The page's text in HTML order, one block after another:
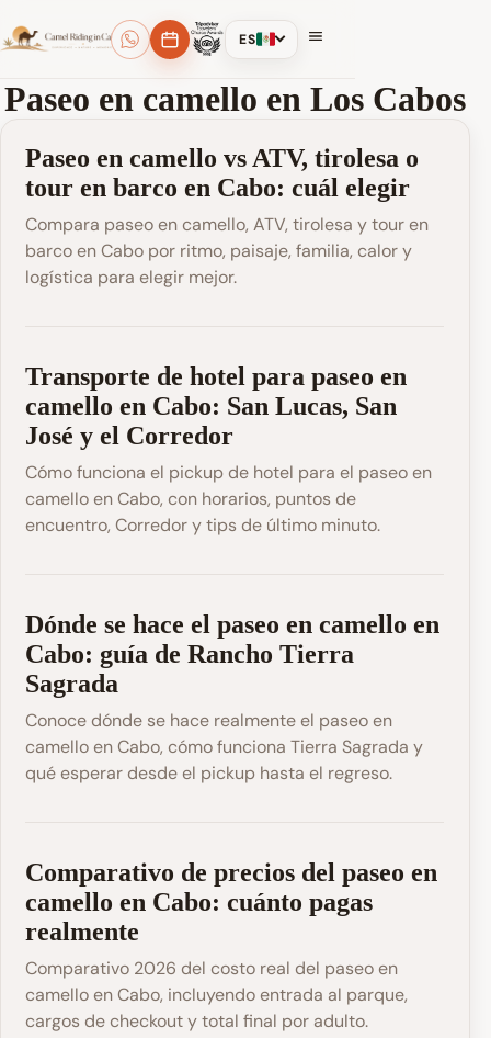
ES
Paseo en camello en Los Cabos
Paseo en camello vs ATV, tirolesa o
tour en barco en Cabo: cuál elegir
Compara paseo en camello, ATV, tirolesa y tour en
barco en Cabo por ritmo, paisaje, familia, calor y
logística para elegir mejor.
Transporte de hotel para paseo en
camello en Cabo: San Lucas, San
José y el Corredor
Cómo funciona el pickup de hotel para el paseo en
camello en Cabo, con horarios, puntos de
encuentro, Corredor y tips de último minuto.
Dónde se hace el paseo en camello en
Cabo: guía de Rancho Tierra
Sagrada
Conoce dónde se hace realmente el paseo en
camello en Cabo, cómo funciona Tierra Sagrada y
qué esperar desde el pickup hasta el regreso.
Comparativo de precios del paseo en
camello en Cabo: cuánto pagas
realmente
Comparativo 2026 del costo real del paseo en
camello en Cabo, incluyendo entrada al parque,
cargos de checkout y total final por adulto.